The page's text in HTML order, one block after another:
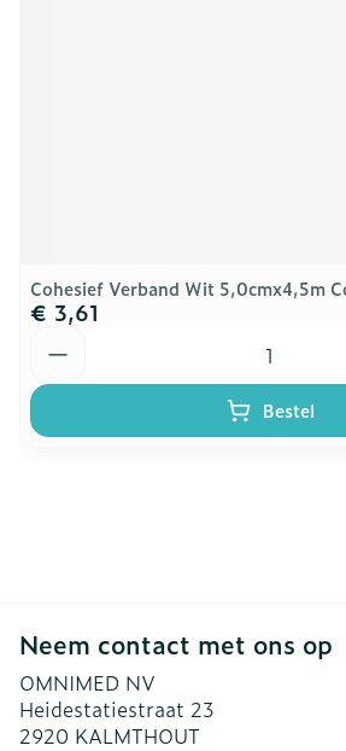
Cohesief Verband Wit 5,0cmx4,5m
€ 3,61
Bestel
Neem contact met ons op
OMNIMED NV
Heidestatiestraat 23
2920 KALMTHOUT